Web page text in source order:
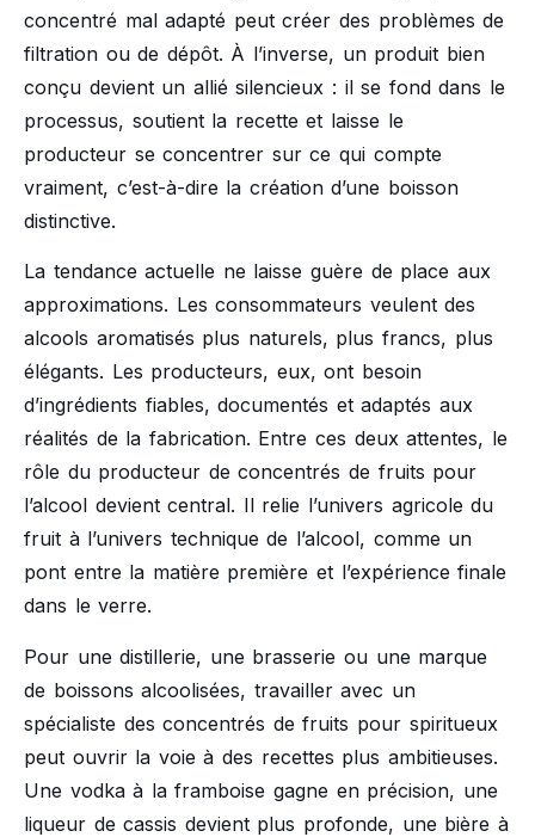
concentré mal adapté peut créer des problèmes de
filtration ou de dépôt. À l’inverse, un produit bien
conçu devient un allié silencieux : il se fond dans le
processus, soutient la recette et laisse le
producteur se concentrer sur ce qui compte
vraiment, c’est-à-dire la création d’une boisson
distinctive.
La tendance actuelle ne laisse guère de place aux
approximations. Les consommateurs veulent des
alcools aromatisés plus naturels, plus francs, plus
élégants. Les producteurs, eux, ont besoin
d’ingrédients fiables, documentés et adaptés aux
réalités de la fabrication. Entre ces deux attentes, le
rôle du producteur de concentrés de fruits pour
l’alcool devient central. Il relie l’univers agricole du
fruit à l’univers technique de l’alcool, comme un
pont entre la matière première et l’expérience finale
dans le verre.
Pour une distillerie, une brasserie ou une marque
de boissons alcoolisées, travailler avec un
spécialiste des concentrés de fruits pour spiritueux
peut ouvrir la voie à des recettes plus ambitieuses.
Une vodka à la framboise gagne en précision, une
liqueur de cassis devient plus profonde, une bière à